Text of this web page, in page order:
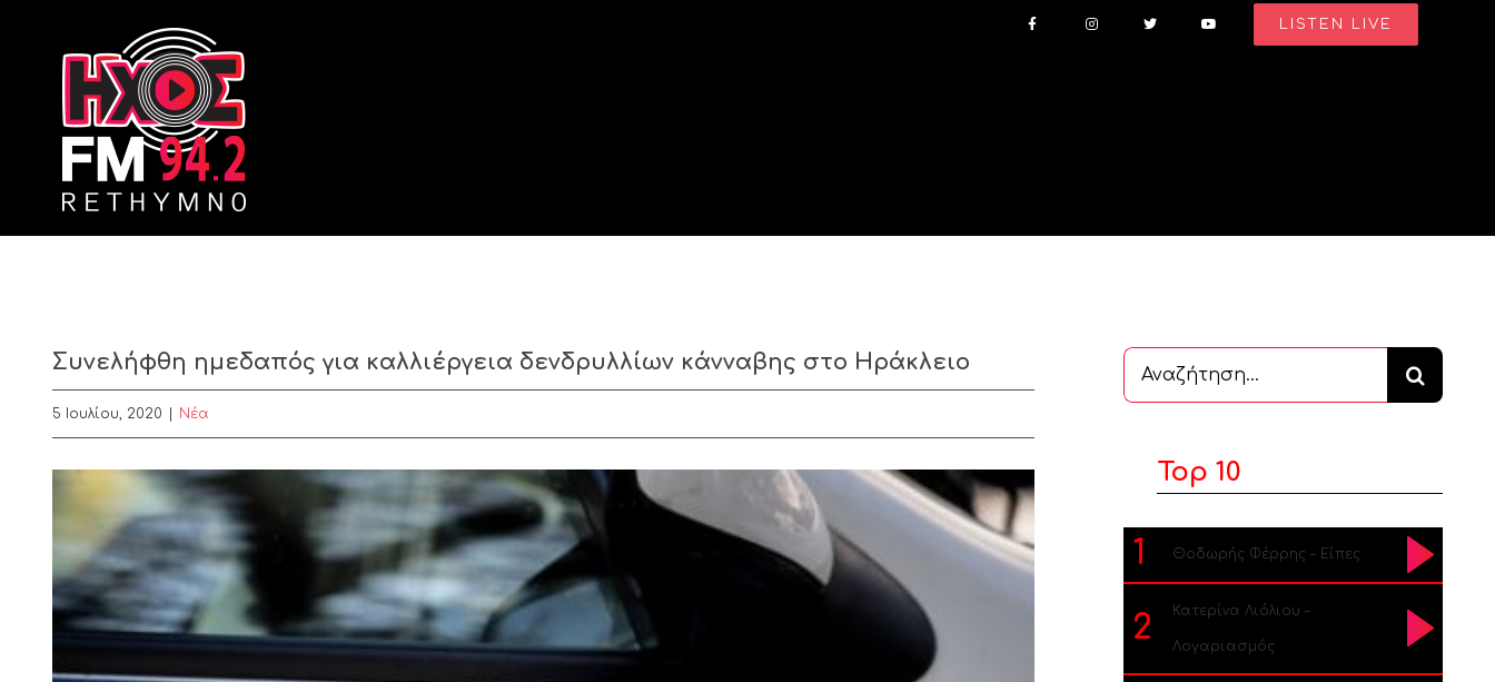
LISTEN LIVE
Συνελήφθη ημεδαπός για καλλιέργεια δενδρυλλίων κάνναβης στο Ηράκλειο
5 Ιουλίου, 2020 Nέα
Larger
Image
Αναζήτηση
...
Top 10
1 Θοδωρής Φέρρης – Είπες
2 Κατερίνα Λιόλιου –
Λογαριασμός